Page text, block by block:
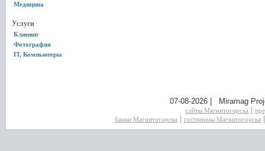
Медицина
Услуги
Клининг
Фотография
IT, Компьютеры
07-08-2026 | Miramag
сайты Магнитогорска
банки Магнитогорска
гостиницы Магнитогорска